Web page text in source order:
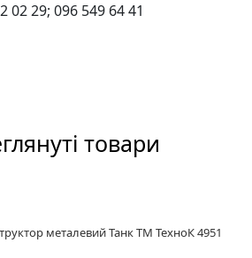
29; 096 549 64 41
товари
металевий Танк ТМ ТехноК 4951